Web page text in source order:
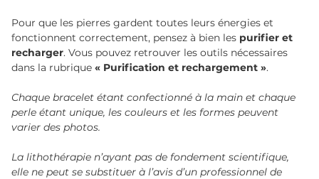
Pour que les pierres gardent toutes leurs énergies et
fonctionnent correctement, pensez à bien les purifier et
recharger. Vous pouvez retrouver les outils nécessaires
dans la rubrique « Purification et rechargement ».
Chaque bracelet étant confectionné à la main et chaque
perle étant unique, les couleurs et les formes peuvent
varier des photos.
La lithothérapie n’ayant pas de fondement scientifique,
elle ne peut se substituer à l’avis d’un professionnel de